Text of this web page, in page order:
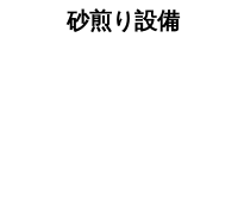
砂煎り設備